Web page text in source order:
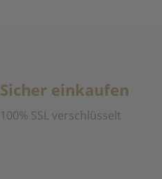
Sicher einkaufen
100% SSL verschlüsselt